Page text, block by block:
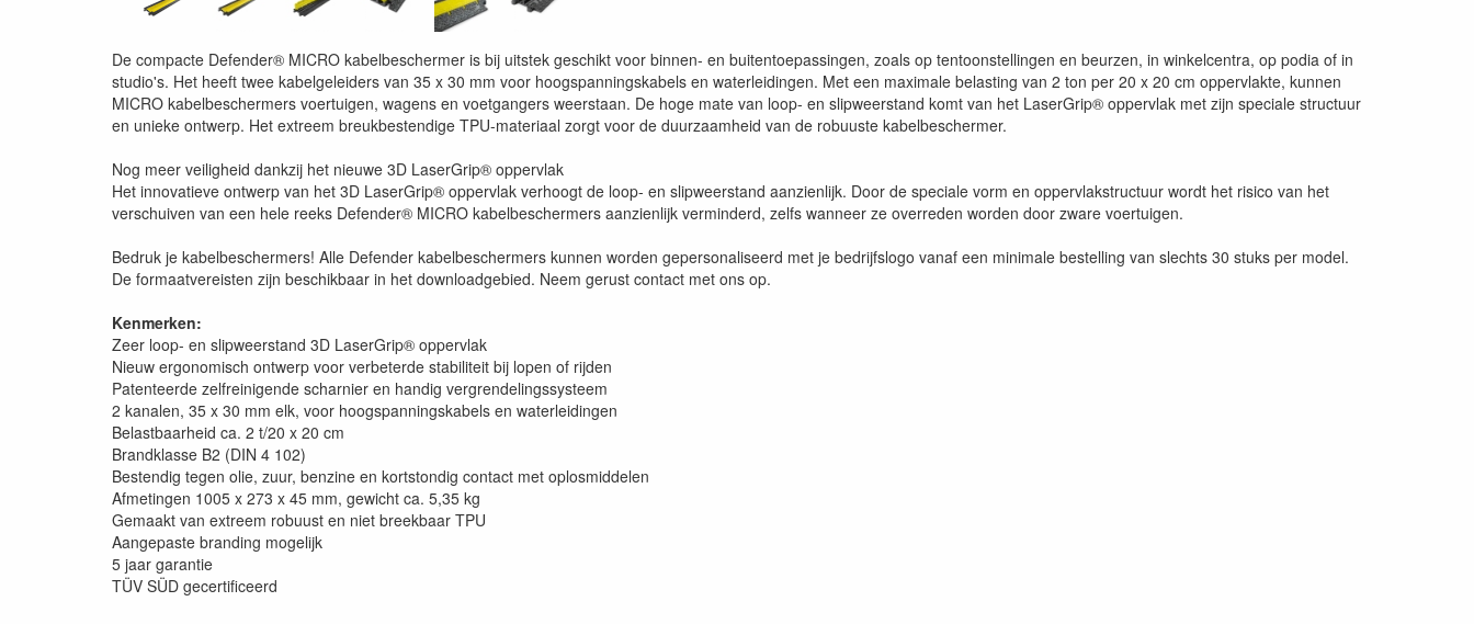
De compacte Defender® MICRO kabelbeschermer is bij uitstek geschikt voor binnen- en buitentoepassingen, zoals op tentoonstellingen en beurzen, in winkelcentra, op podia of in
studio's. Het heeft twee kabelgeleiders van 35 x 30 mm voor hoogspanningskabels en waterleidingen. Met een maximale belasting van 2 ton per 20 x 20 cm oppervlakte, kunnen
MICRO kabelbeschermers voertuigen, wagens en voetgangers weerstaan. De hoge mate van loop- en slipweerstand komt van het LaserGrip® oppervlak met zijn speciale structuur
en unieke ontwerp. Het extreem breukbestendige TPU-materiaal zorgt voor de duurzaamheid van de robuuste kabelbeschermer.
Nog meer veiligheid dankzij het nieuwe 3D LaserGrip® oppervlak
Het innovatieve ontwerp van het 3D LaserGrip® oppervlak verhoogt de loop- en slipweerstand aanzienlijk. Door de speciale vorm en oppervlakstructuur wordt het risico van het
verschuiven van een hele reeks Defender® MICRO kabelbeschermers aanzienlijk verminderd, zelfs wanneer ze overreden worden door zware voertuigen.
Bedruk je kabelbeschermers! Alle Defender kabelbeschermers kunnen worden gepersonaliseerd met je bedrijfslogo vanaf een minimale bestelling van slechts 30 stuks per model.
De formaatvereisten zijn beschikbaar in het downloadgebied. Neem gerust contact met ons op.
Kenmerken:
Zeer loop- en slipweerstand 3D LaserGrip® oppervlak
Nieuw ergonomisch ontwerp voor verbeterde stabiliteit bij lopen of rijden
Patenteerde zelfreinigende scharnier en handig vergrendelingssysteem
2 kanalen, 35 x 30 mm elk, voor hoogspanningskabels en waterleidingen
Belastbaarheid ca. 2 t/20 x 20 cm
Brandklasse B2 (DIN 4 102)
Bestendig tegen olie, zuur, benzine en kortstondig contact met oplosmiddelen
Afmetingen 1005 x 273 x 45 mm, gewicht ca. 5,35 kg
Gemaakt van extreem robuust en niet breekbaar TPU
Aangepaste branding mogelijk
5 jaar garantie
TÜV SÜD gecertificeerd